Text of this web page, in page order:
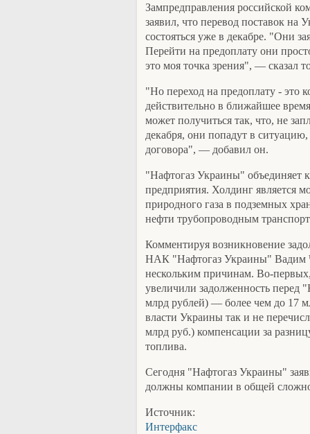
Зампредправления российской
заявил, что перевод поставок
состояться уже в декабре. "Они
Перейти на предоплату они
это моя точка зрения", — сказал
"Но переход на предоплату - это
действительно в ближайшее
может получиться так, что, не
декабря, они попадут в ситуацию,
договора", — добавил он.
"Нафтогаз Украины" объединяет
предприятия. Холдинг является
природного газа в подземных
нефти трубопроводным
Комментируя возникновение
НАК "Нафтогаз Украины" Вадим
нескольким причинам. Во-
увеличили задолженность перед
млрд рублей) — более чем до 17
власти Украины так и не
млрд руб.) компенсации за
топлива.
Сегодня "Нафтогаз Украины"
должны компании в общей
Источник:
Интерфакс